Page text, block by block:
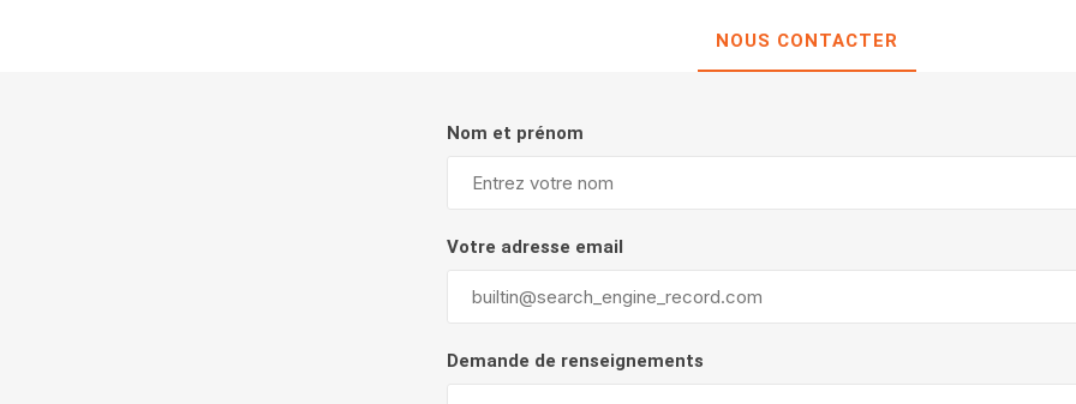
NOUS CONTACTER
Nom et prénom
Votre adresse email
Demande de renseignements